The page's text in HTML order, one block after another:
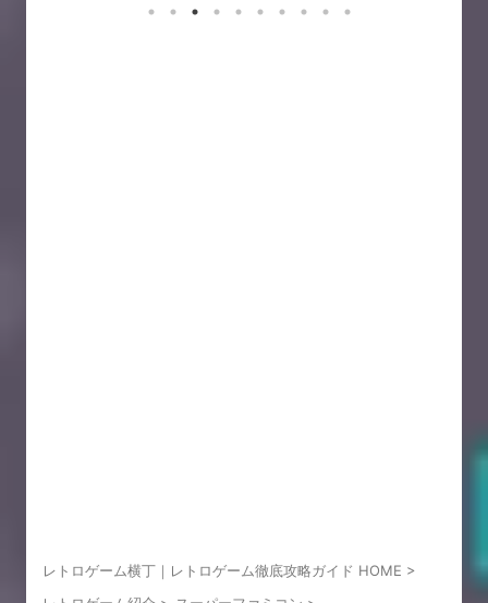
レトロゲーム横丁｜レトロゲーム徹底攻略ガイド HOME >